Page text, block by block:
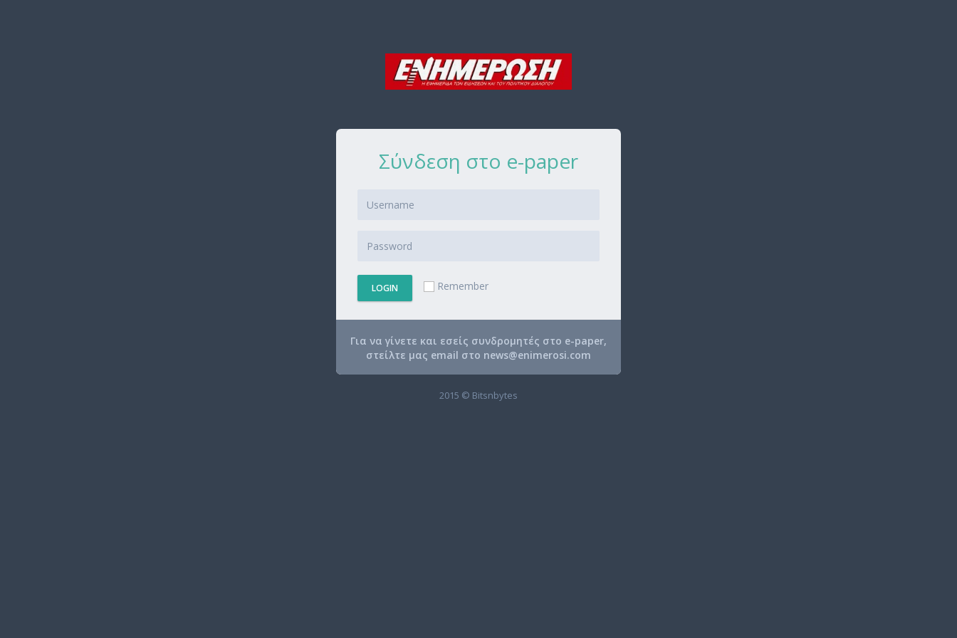
Σύνδεση στο e-paper
LOGIN Remember
Για να γίνετε και εσείς συνδρομητές στο e-paper,
στείλτε μας email στο news@enimerosi.com
2015 © Bitsnbytes